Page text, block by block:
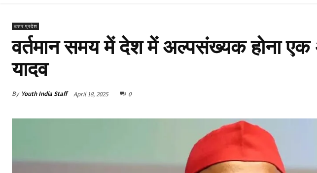
उत्तर प्रदेश
वर्तमान समय में देश में अल्पसंख्यक होना
यादव
By Youth India Staff April 18, 2025 0